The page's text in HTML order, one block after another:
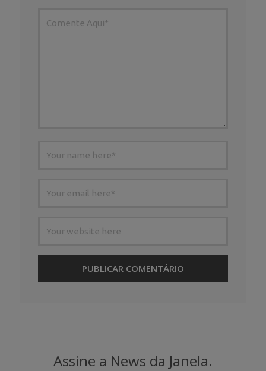
Assine a News da Janela.